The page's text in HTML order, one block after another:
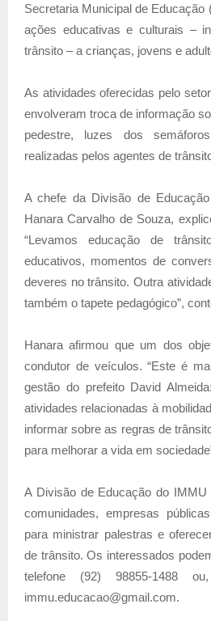
Secretaria Municipal de Educação
ações educativas e culturais –
trânsito – a crianças, jovens e
As atividades oferecidas pelo
envolveram troca de informação
pedestre, luzes dos
realizadas pelos agentes de
A chefe da Divisão de
Hanara Carvalho de Souza,
“Levamos educação de
educativos, momentos de
deveres no trânsito. Outra
também o tapete pedagógico”,
Hanara afirmou que um dos
condutor de veículos. “Este é
gestão do prefeito David
atividades relacionadas à
informar sobre as regras de
para melhorar a vida em
A Divisão de Educação do IMMU
comunidades, empresas
para ministrar palestras e
de trânsito. Os interessados
telefone (92) 98855-1488
immu.educacao@gmail.com.